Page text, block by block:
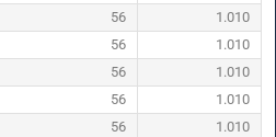
56
1.010
56
1.010
56
1.010
56
1.010
56
1.010